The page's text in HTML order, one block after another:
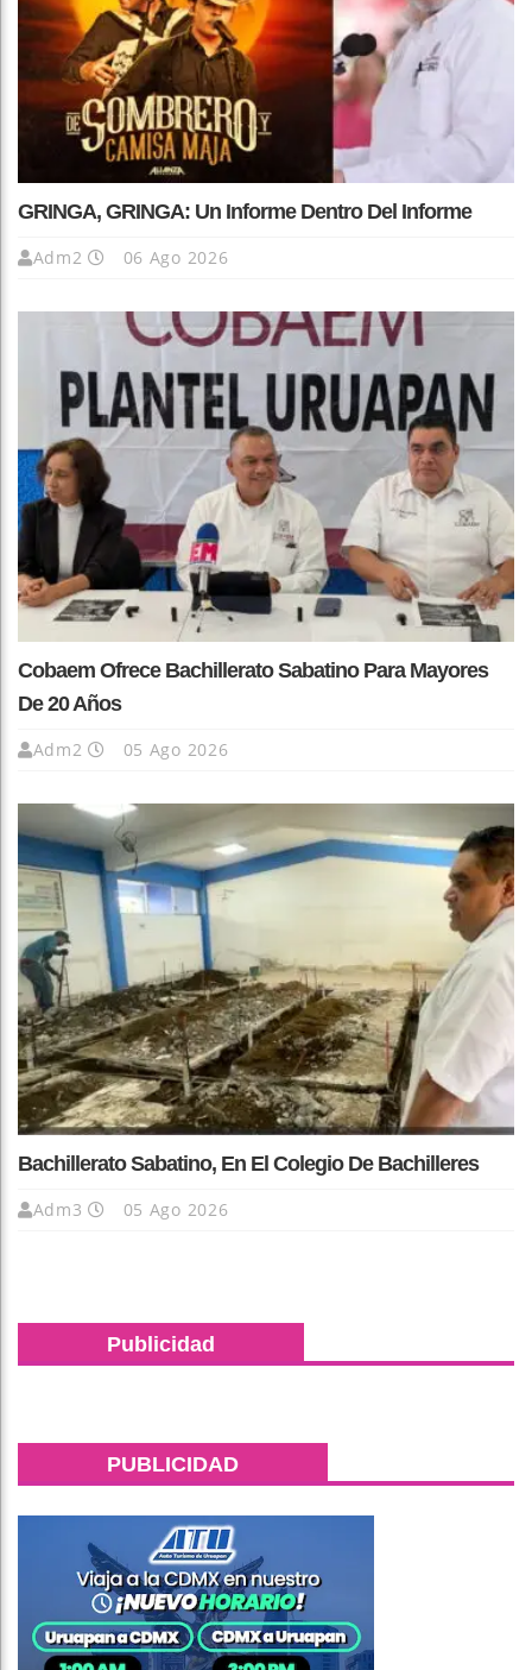
GRINGA, GRINGA: Un Informe Dentro Del Informe
Adm2 06 Ago 2026
Cobaem Ofrece Bachillerato Sabatino Para Mayores
De 20 Años
Adm2 05 Ago 2026
Bachillerato Sabatino, En El Colegio De Bachilleres
Adm3 05 Ago 2026
Publicidad
PUBLICIDAD